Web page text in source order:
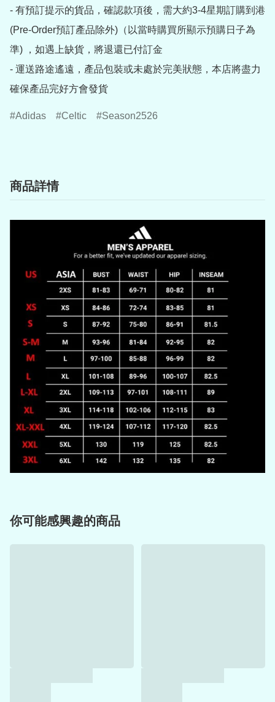
- 有預訂提示的貨品，確認款項後，需大約3-4星期訂購到港
(Pre-Order預訂產品除外)（以當時購買所顯示預購日子為
準) ，如遇上缺貨，將退還已付訂金
- 運送路途遙遠，產品包裝或未處於完美狀態，本店將盡力
確保產品完好方會發貨
Adidas Celtic Season2526
商品詳情
你可能感興趣的商品